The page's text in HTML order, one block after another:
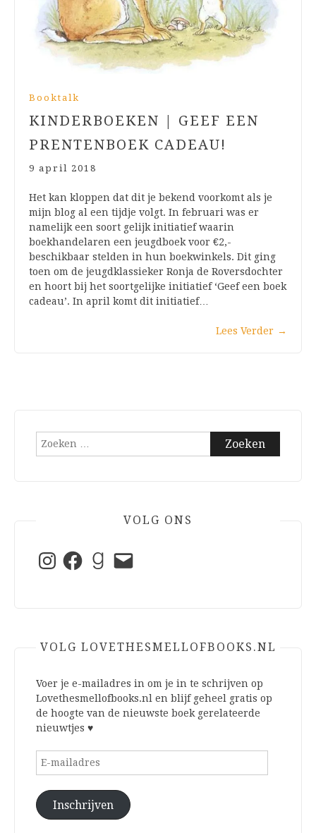
Booktalk
KINDERBOEKEN | GEEF EEN
PRENTENBOEK CADEAU!
9 april 2018
Het kan kloppen dat dit je bekend voorkomt als je
mijn blog al een tijdje volgt. In februari was er
namelijk een soort gelijk initiatief waarin
boekhandelaren een jeugdboek voor €2,-
beschikbaar stelden in hun boekwinkels. Dit ging
toen om de jeugdklassieker Ronja de Roversdochter
en hoort bij het soortgelijke initiatief ‘Geef een boek
cadeau’. In april komt dit initiatief…
Lees Verder →
Zoeken
naar:
VOLG ONS
InstagramFacebookGoodreads
E-
mail
VOLG LOVETHESMELLOFBOOKS.NL
Voer je e-mailadres in om je in te schrijven op
Lovethesmellofbooks.nl en blijf geheel gratis op
de hoogte van de nieuwste boek gerelateerde
nieuwtjes ♥
E-
mailadres
Inschrijven